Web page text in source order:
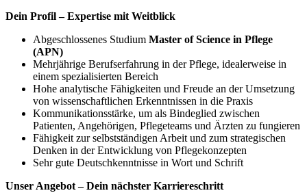
Dein Profil – Expertise mit Weitblick
Abgeschlossenes Studium Master of Science in Pflege
(APN)
Mehrjährige Berufserfahrung in der Pflege, idealerweise in
einem spezialisierten Bereich
Hohe analytische Fähigkeiten und Freude an der Umsetzung
von wissenschaftlichen Erkenntnissen in die Praxis
Kommunikationsstärke, um als Bindeglied zwischen
Patienten, Angehörigen, Pflegeteams und Ärzten zu fungieren
Fähigkeit zur selbstständigen Arbeit und zum strategischen
Denken in der Entwicklung von Pflegekonzepten
Sehr gute Deutschkenntnisse in Wort und Schrift
Unser Angebot – Dein nächster Karriereschritt